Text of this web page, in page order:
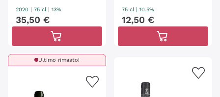
2020 | 75 cl | 13%
35,50 €
75 cl | 10.5%
12,50 €
Ultimo rimasto!